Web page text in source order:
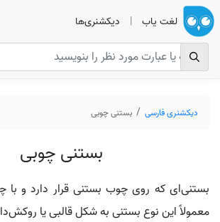
لغت یاب | دیکشنری‌ها
دیکشنری فارسی بستنی چوبی
بستنی چوبی
بستنی‌ای که روی چوب بستنی قرار دارد و
معمولاً این نوع بستنی به شکل قالبی یا